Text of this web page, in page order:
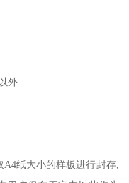
外
纸大小的样板进行封存,